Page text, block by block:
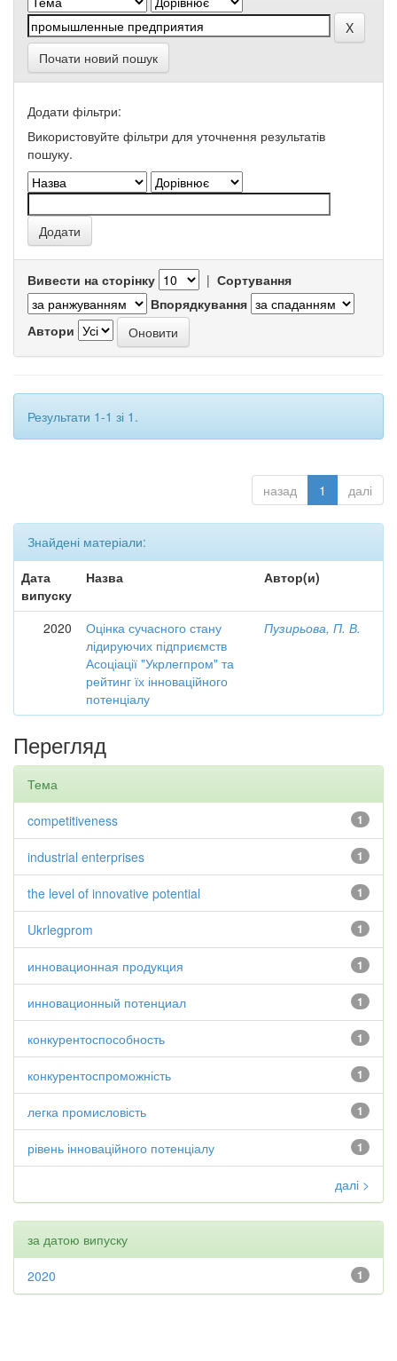
Почати новий пошук
Додати фільтри:
Використовуйте фільтри для уточнення результатів
пошуку.
Вивести на сторінку | Сортування
Впорядкування
Автори
Результати 1-1 зі 1.
назад 1 далі
Знайдені матеріали:
Дата
випуску
Назва Автор(и)
2020
Оцінка сучасного стану
лідируючих підприємств
Асоціації "Укрлегпром" та
рейтинг їх інноваційного
потенціалу
Пузирьова, П. В.
Перегляд
Тема
1
competitiveness
1
industrial enterprises
1
the level of innovative potential
1
Ukrlegprom
1
инновационная продукция
1
инновационный потенциал
1
конкурентоспособность
1
конкурентоспроможність
1
легка промисловість
1
рівень інноваційного потенціалу
далі >
за датою випуску
1
2020